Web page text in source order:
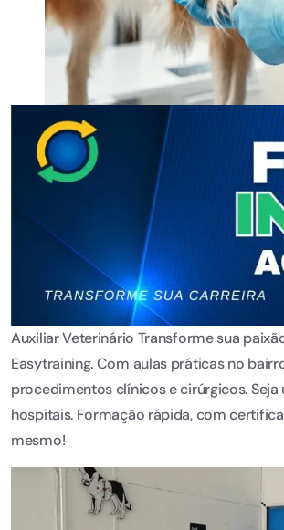
Auxiliar Veterinário Transforme sua
Easytraining. Com aulas práticas no
procedimentos clínicos e cirúrgicos.
hospitais. Formação rápida, com
mesmo!